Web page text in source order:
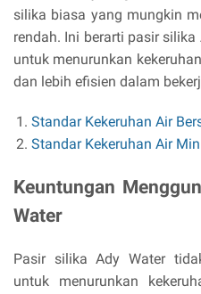
silika biasa yang mungkin
rendah. Ini berarti pasir
untuk menurunkan
dan lebih efisien dalam
Standar Kekeruhan Air
Standar Kekeruhan Air
Keuntungan
Water
Pasir silika Ady Water
untuk menurunkan